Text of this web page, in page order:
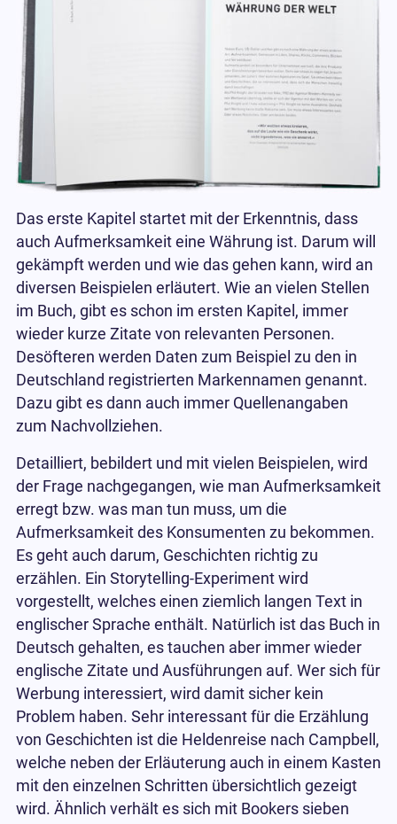
Das erste Kapitel startet mit der Erkenntnis, dass
auch Aufmerksamkeit eine Währung ist. Darum will
gekämpft werden und wie das gehen kann, wird an
diversen Beispielen erläutert. Wie an vielen Stellen
im Buch, gibt es schon im ersten Kapitel, immer
wieder kurze Zitate von relevanten Personen.
Desöfteren werden Daten zum Beispiel zu den in
Deutschland registrierten Markennamen genannt.
Dazu gibt es dann auch immer Quellenangaben
zum Nachvollziehen.
Detailliert, bebildert und mit vielen Beispielen, wird
der Frage nachgegangen, wie man Aufmerksamkeit
erregt bzw. was man tun muss, um die
Aufmerksamkeit des Konsumenten zu bekommen.
Es geht auch darum, Geschichten richtig zu
erzählen. Ein Storytelling-Experiment wird
vorgestellt, welches einen ziemlich langen Text in
englischer Sprache enthält. Natürlich ist das Buch in
Deutsch gehalten, es tauchen aber immer wieder
englische Zitate und Ausführungen auf. Wer sich für
Werbung interessiert, wird damit sicher kein
Problem haben. Sehr interessant für die Erzählung
von Geschichten ist die Heldenreise nach Campbell,
welche neben der Erläuterung auch in einem Kasten
mit den einzelnen Schritten übersichtlich gezeigt
wird. Ähnlich verhält es sich mit Bookers sieben